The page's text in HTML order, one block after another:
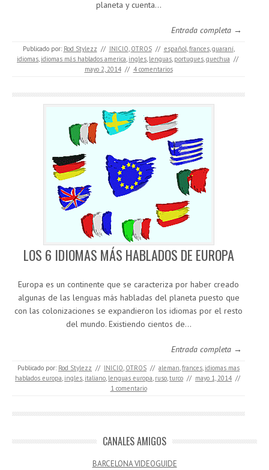
planeta y cuenta…
Entrada completa →
Publicado por: Rod Stylezz // INICIO, OTROS // español,frances,guaraní,
idiomas, idiomas más hablados america, ingles, lenguas, portugues,quechua //
mayo 2, 2014 // 4 comentarios
LOS 6 IDIOMAS MÁS HABLADOS DE EUROPA
Europa es un continente que se caracteriza por haber creado
algunas de las lenguas más habladas del planeta puesto que
con las colonizaciones se expandieron los idiomas por el resto
del mundo. Existiendo cientos de…
Entrada completa →
Publicado por: Rod Stylezz // INICIO, OTROS // aleman,frances, idiomas mas
hablados europa, ingles, italiano, lenguas europa, ruso,turco // mayo 1, 2014 //
1 comentario
CANALES AMIGOS
BARCELONA VIDEOGUIDE